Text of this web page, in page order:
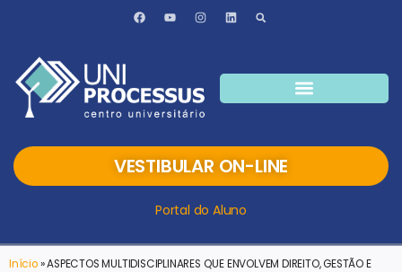
VESTIBULAR ON-LINE
Portal do Aluno
Início»ASPECTOS MULTIDISCIPLINARES QUE ENVOLVEM DIREITO, GESTÃO E